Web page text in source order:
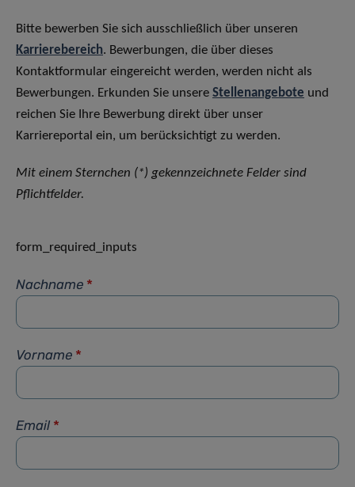
Bitte bewerben Sie sich ausschließlich über unseren
Karrierebereich. Bewerbungen, die über dieses
Kontaktformular eingereicht werden, werden nicht als
Bewerbungen. Erkunden Sie unsere Stellenangebote und
reichen Sie Ihre Bewerbung direkt über unser
Karriereportal ein, um berücksichtigt zu werden.
Mit einem Sternchen (*) gekennzeichnete Felder sind
Pflichtfelder.
form_required_inputs
Nachname *
Vorname *
Email *